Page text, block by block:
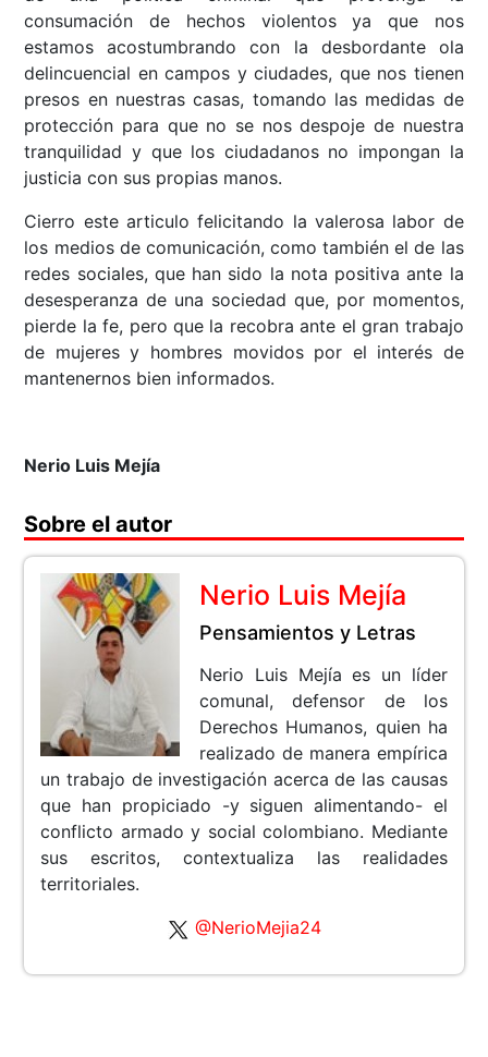
consumación de hechos violentos ya que nos
estamos acostumbrando con la desbordante ola
delincuencial en campos y ciudades, que nos tienen
presos en nuestras casas, tomando las medidas de
protección para que no se nos despoje de nuestra
tranquilidad y que los ciudadanos no impongan la
justicia con sus propias manos.
Cierro este articulo felicitando la valerosa labor de
los medios de comunicación, como también el de las
redes sociales, que han sido la nota positiva ante la
desesperanza de una sociedad que, por momentos,
pierde la fe, pero que la recobra ante el gran trabajo
de mujeres y hombres movidos por el interés de
mantenernos bien informados.
Nerio Luis Mejía
Sobre el autor
Nerio Luis Mejía
Pensamientos y Letras
Nerio Luis Mejía es un líder
comunal, defensor de los
Derechos Humanos, quien ha
realizado de manera empírica
un trabajo de investigación acerca de las causas
que han propiciado -y siguen alimentando- el
conflicto armado y social colombiano. Mediante
sus escritos, contextualiza las realidades
territoriales.
@NerioMejia24